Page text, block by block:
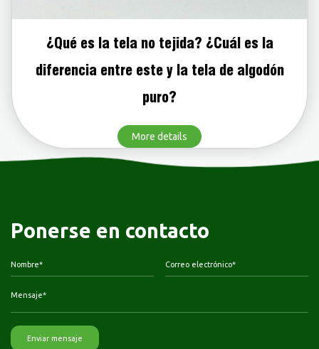
¿Qué es la tela no tejida? ¿Cuál es la
diferencia entre este y la tela de algodón
puro?
More details
Ponerse en contacto